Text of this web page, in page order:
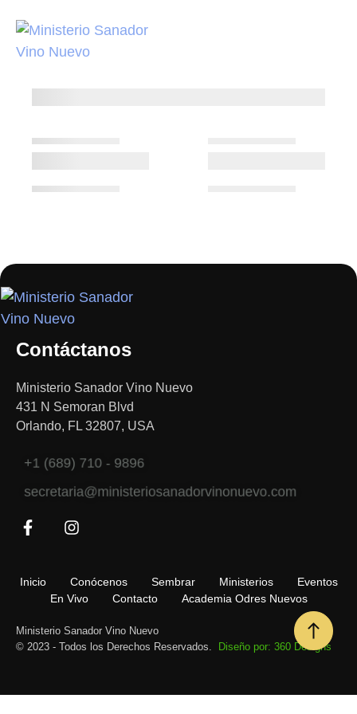
Contáctanos
Ministerio Sanador Vino Nuevo
431 N Semoran Blvd
Orlando, FL 32807, USA
+1 (689) 710 - 9896
secretaria@ministeriosanadorvinonuevo.com
Inicio Conócenos Sembrar Ministerios
Eventos
En Vivo
Contacto Academia Odres Nuevos
Ministerio Sanador Vino Nuevo
© 2023 - Todos los Derechos Reservados. Diseño por: 360 Designs